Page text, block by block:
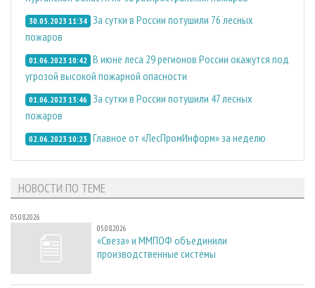
30.05.2023 11:34 За сутки в России потушили 76 лесных
пожаров
01.06.2023 10:42 В июне леса 29 регионов России окажутся под
угрозой высокой пожарной опасности
01.06.2023 13:46 За сутки в России потушили 47 лесных
пожаров
02.06.2023 10:23 Главное от «ЛесПромИнформ» за неделю
НОВОСТИ ПО ТЕМЕ
05.08.2026
05.08.2026
«Свеза» и ММПОФ объединили
производственные системы